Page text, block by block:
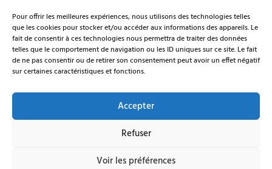
Pour offrir les meilleures expériences, nous utilisons des technologies telles
que les cookies pour stocker et/ou accéder aux informations des appareils. Le
fait de consentir à ces technologies nous permettra de traiter des données
telles que le comportement de navigation ou les ID uniques sur ce site. Le fait
de ne pas consentir ou de retirer son consentement peut avoir un effet négatif
sur certaines caractéristiques et fonctions.
Accepter
Refuser
Voir les préférences
Email:contact@paintball75.com
Venez jouer en toute sécurité à partir de 12 ans. Profitez de
nos espaces pour vos enterrements de vie de jeune
Nous proposons également des tarifs spéciaux pour
groupes d’étudiants, CE d’entreprises et associations.